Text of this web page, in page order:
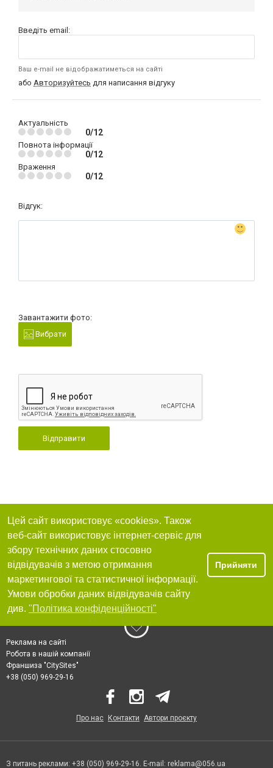
Введіть email:
Ваш e-mail не відображатиметься на сайті
або Авторизуйтесь для написання відгуку
Актуальність
0/12
Повнота інформації
0/12
Враження
0/12
Відгук:
Завантажити фото:
Вибрати
Відправити
Цей сайт використовує «cookies». Також
веб-сайт використовує інтернет-сервіс для
збору технічних даних стосовно
відвідувачів з метою отримання
маркетингової та статистичної інформації.
Умови обробки даних відвідувачів сайту
див. "Політика конфіденційності"
Прийняти
Реклама на сайті
Робота в нашій компанії
Франшиза "CitySites"
+38 (050) 969-29-16
Про нас Контакти Автори проєкту
З питань реклами: +38 (050) 969-29-16. E-mail: reklama@056.ua